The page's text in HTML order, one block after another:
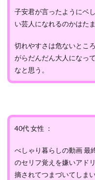
子安君が言ったようにベ
い芸人になれるのかはた
切れやすさは危ないとこ
がらだんだん大人になっ
なと思う。
40代 女性 ：
べしゃり暮らしの動画 最
のセリフ覚えを嫌いアド
摘されてつまづいてしま